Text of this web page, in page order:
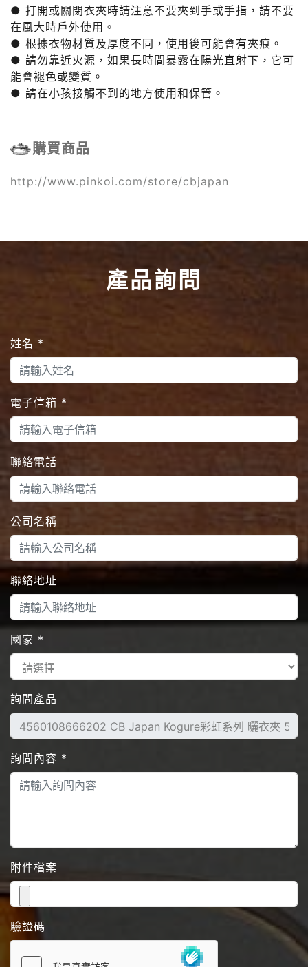
● 打開或關閉衣夾時請注意不要夾到手或手指，請不要
在風大時戶外使用。
● 根據衣物材質及厚度不同，使用後可能會有夾痕。
● 請勿靠近火源，如果長時間暴露在陽光直射下，它可
能會褪色或變質。
● 請在小孩接觸不到的地方使用和保管。
購買商品
http://www.pinkoi.com/store/cbjapan
產品詢問
姓名 *
電子信箱 *
聯絡電話
公司名稱
聯絡地址
國家 *
詢問產品
詢問內容 *
附件檔案
驗證碼